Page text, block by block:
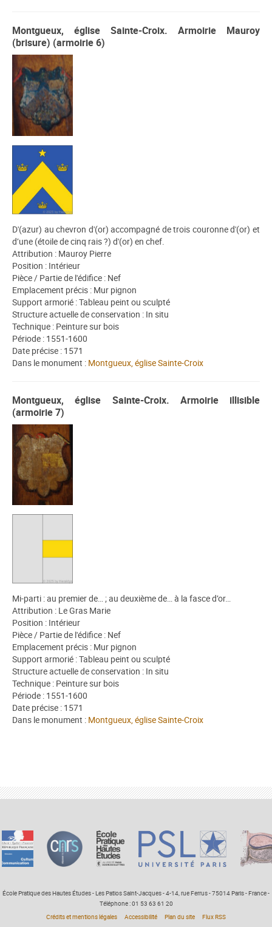
Montgueux, église Sainte-Croix. Armoirie Mauroy
(brisure) (armoirie 6)
D'(azur) au chevron d'(or) accompagné de trois couronne d'(or) et
d’une (étoile de cinq rais ?) d'(or) en chef.
Attribution : Mauroy Pierre
Position : Intérieur
Pièce / Partie de l'édifice : Nef
Emplacement précis : Mur pignon
Support armorié : Tableau peint ou sculpté
Structure actuelle de conservation : In situ
Technique : Peinture sur bois
Période : 1551-1600
Date précise : 1571
Dans le monument : Montgueux, église Sainte-Croix
Montgueux, église Sainte-Croix. Armoirie illisible
(armoirie 7)
Mi-parti : au premier de… ; au deuxième de… à la fasce d’or…
Attribution : Le Gras Marie
Position : Intérieur
Pièce / Partie de l'édifice : Nef
Emplacement précis : Mur pignon
Support armorié : Tableau peint ou sculpté
Structure actuelle de conservation : In situ
Technique : Peinture sur bois
Période : 1551-1600
Date précise : 1571
Dans le monument : Montgueux, église Sainte-Croix
École Pratique des Hautes Études - Les Patios Saint-Jacques - 4-14, rue Ferrus - 75014 Paris - France -
Téléphone : 01 53 63 61 20
Crédits et mentions légales
Accessibilité Plan du site Flux RSS